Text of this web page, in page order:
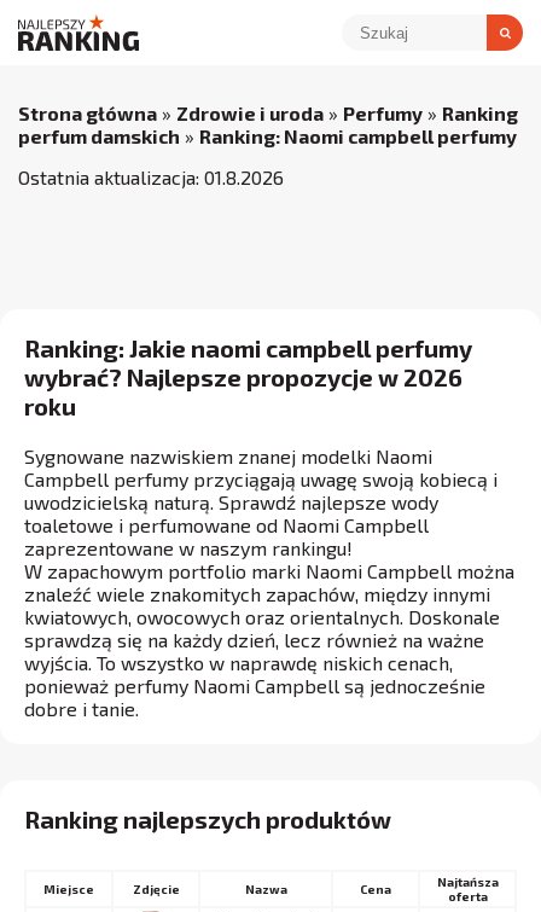
Strona główna » Zdrowie i uroda » Perfumy » Ranking
perfum damskich » Ranking: Naomi campbell perfumy
Ostatnia aktualizacja: 01.8.2026
Ranking: Jakie naomi campbell perfumy
wybrać? Najlepsze propozycje w 2026
roku
Sygnowane nazwiskiem znanej modelki Naomi
Campbell perfumy przyciągają uwagę swoją kobiecą i
uwodzicielską naturą. Sprawdź najlepsze wody
toaletowe i perfumowane od Naomi Campbell
zaprezentowane w naszym rankingu!
W zapachowym portfolio marki Naomi Campbell można
znaleźć wiele znakomitych zapachów, między innymi
kwiatowych, owocowych oraz orientalnych. Doskonale
sprawdzą się na każdy dzień, lecz również na ważne
wyjścia. To wszystko w naprawdę niskich cenach,
ponieważ perfumy Naomi Campbell są jednocześnie
dobre i tanie.
Ranking najlepszych produktów
Miejsce Nazwa Cena
Najtańsza
oferta